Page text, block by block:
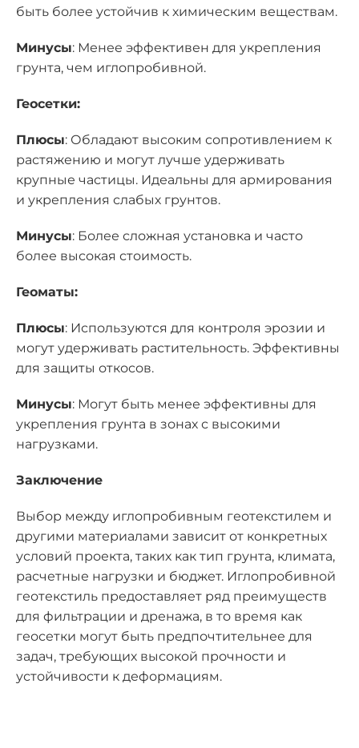
быть более устойчив к химическим веществам.
Минусы: Менее эффективен для укрепления
грунта, чем иглопробивной.
Геосетки:
Плюсы: Обладают высоким сопротивлением к
растяжению и могут лучше удерживать
крупные частицы. Идеальны для армирования
и укрепления слабых грунтов.
Минусы: Более сложная установка и часто
более высокая стоимость.
Геоматы:
Плюсы: Используются для контроля эрозии и
могут удерживать растительность. Эффективны
для защиты откосов.
Минусы: Могут быть менее эффективны для
укрепления грунта в зонах с высокими
нагрузками.
Заключение
Выбор между иглопробивным геотекстилем и
другими материалами зависит от конкретных
условий проекта, таких как тип грунта, климата,
расчетные нагрузки и бюджет. Иглопробивной
геотекстиль предоставляет ряд преимуществ
для фильтрации и дренажа, в то время как
геосетки могут быть предпочтительнее для
задач, требующих высокой прочности и
устойчивости к деформациям.